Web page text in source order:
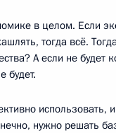
в целом. Если
тогда всё.
А если не будет
будет.
использовать,
нужно решать